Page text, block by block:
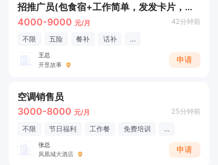
招推广员(包食宿+工作简单，发发卡片，打打电话)
4000-9000 元/月 42分钟前
不限 五险 餐补 话补 ...
王总
开垦故事
申请
空调销售员
3000-8000 元/月 25分钟前
不限 节日福利 工作餐 免费培训 ...
张总
凤凰城大酒店
申请